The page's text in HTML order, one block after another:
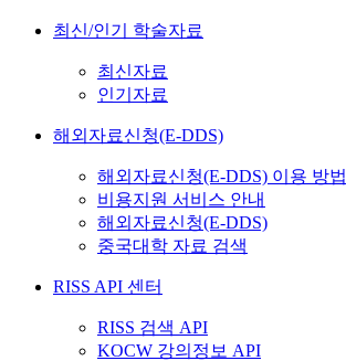
최신/인기 학술자료
최신자료
인기자료
해외자료신청(E-DDS)
해외자료신청(E-DDS) 이용 방법
비용지원 서비스 안내
해외자료신청(E-DDS)
중국대학 자료 검색
RISS API 센터
RISS 검색 API
KOCW 강의정보 API